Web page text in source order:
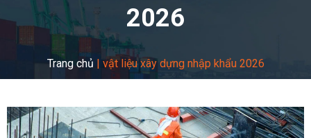
2026
Trang chủ |vật liệu xây dựng nhập khẩu 2026